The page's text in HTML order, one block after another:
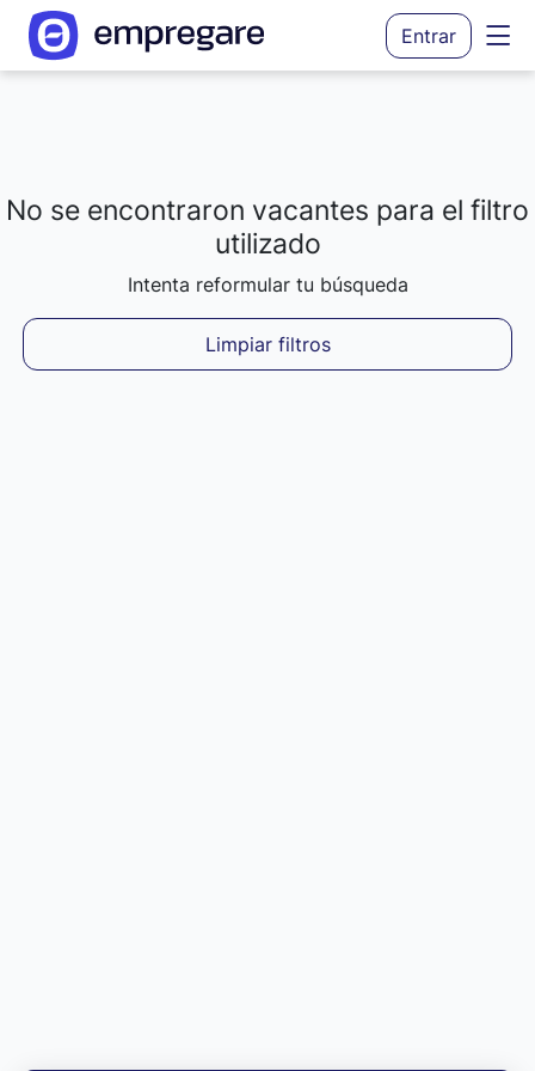
Entrar
Cargando resultados...
No se encontraron vacantes para el filtro
utilizado
Intenta reformular tu búsqueda
Limpiar filtros